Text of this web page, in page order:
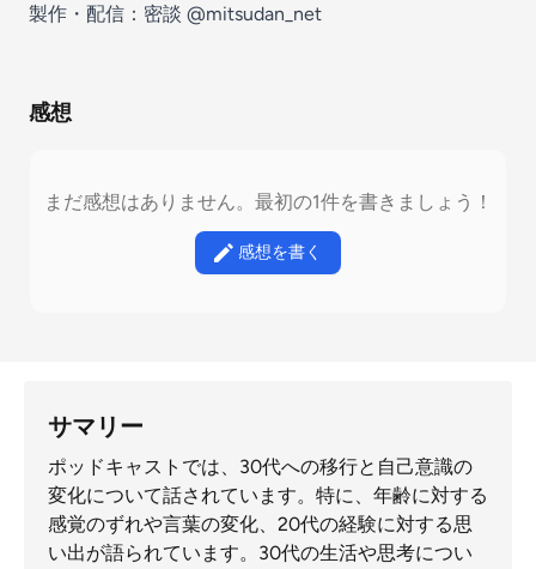
製作・配信：密談 @mitsudan_net
感想
まだ感想はありません。最初の1件を書きましょう！
感想を書く
サマリー
ポッドキャストでは、30代への移行と自己意識の
変化について話されています。特に、年齢に対する
感覚のずれや言葉の変化、20代の経験に対する思
い出が語られています。30代の生活や思考につい